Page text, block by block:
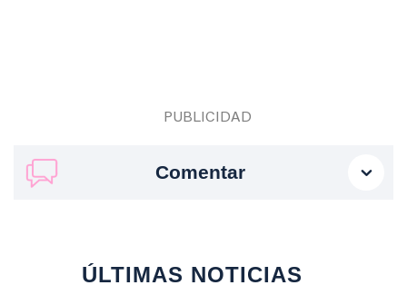
Comentar
ÚLTIMAS NOTICIAS